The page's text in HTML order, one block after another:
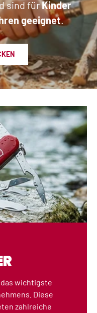
sind fürKinder
geeignet.
wichtigste
Diese
zahlreiche